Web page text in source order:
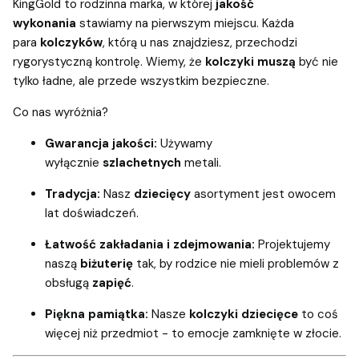
KingGold to rodzinna marka, w której jakość
wykonania stawiamy na pierwszym miejscu. Każda
para kolczyków, którą u nas znajdziesz, przechodzi
rygorystyczną kontrolę. Wiemy, że kolczyki muszą być nie
tylko ładne, ale przede wszystkim bezpieczne.
Co nas wyróżnia?
Gwarancja jakości: Używamy
wyłącznie szlachetnych metali.
Tradycja: Nasz dziecięcy asortyment jest owocem
lat doświadczeń.
Łatwość zakładania i zdejmowania: Projektujemy
naszą biżuterię tak, by rodzice nie mieli problemów z
obsługą zapięć.
Piękna pamiątka: Nasze kolczyki dziecięce to coś
więcej niż przedmiot - to emocje zamknięte w złocie.